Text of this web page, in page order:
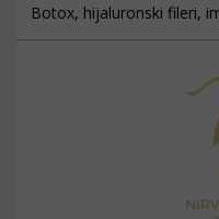
Botox, hijaluronski fileri,